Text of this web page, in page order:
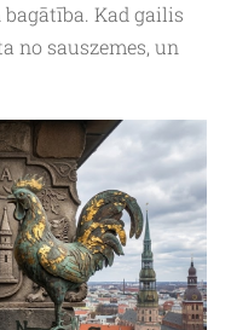
Kad gailis
no sauszemes, un